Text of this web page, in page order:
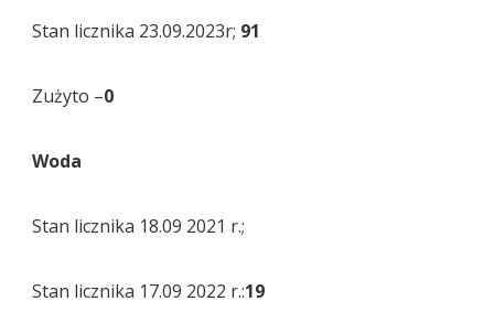
Stan licznika 23.09.2023r; 91
Zużyto –0
Woda
Stan licznika 18.09 2021 r.;
Stan licznika 17.09 2022 r.:19